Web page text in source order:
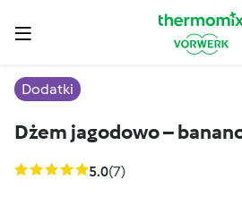
Dodatki
Dżem jagodowo –
5.0(7)